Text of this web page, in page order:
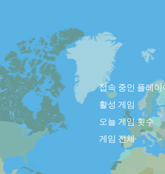
접속 중인 플레이
활성 게임
오늘 게임 횟수
게임 전체